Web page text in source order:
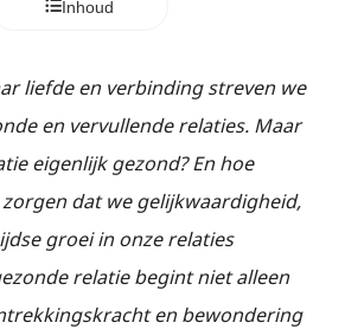
Inhoud
liefde en verbinding streven we
en vervullende relaties. Maar
eigenlijk gezond? En hoe
dat we gelijkwaardigheid,
groei in onze relaties
relatie begint niet alleen
en bewondering